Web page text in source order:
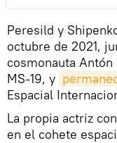
Peresild y
octubre de 2021,
cosmonauta
MS-19, y
Espacial
La propia actriz
en el cohete